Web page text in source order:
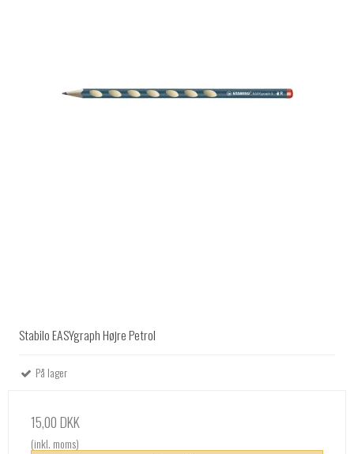
Stabilo EASYgraph Højre Petrol
På lager
15,00 DKK
(inkl. moms)